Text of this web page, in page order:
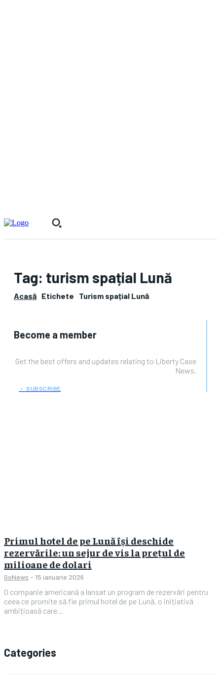
Tag: turism spațial Lună
Acasă Etichete Turism spațial Lună
Become a member
Get the best offers and updates relating to Liberty Case
News.
﹢ SUBSCRIBE
Primul hotel de pe Lună își deschide
rezervările: un sejur de vis la prețul de
milioane de dolari
GoNews - 15 ianuarie 2026
O companie americană a lansat un program de rezervări pentru
ceea ce promite să fie primul hotel de pe Lună, o inițiativă
ambițioasă care...
Categories